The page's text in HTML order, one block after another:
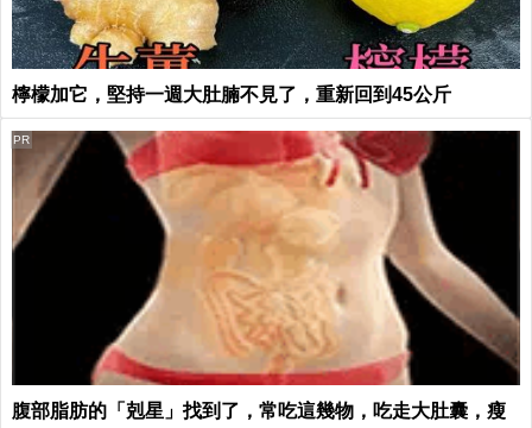
檸檬加它，堅持一週大肚腩不見了，重新回到45公斤
腹部脂肪的「剋星」找到了，常吃這幾物，吃走大肚囊，瘦
PR